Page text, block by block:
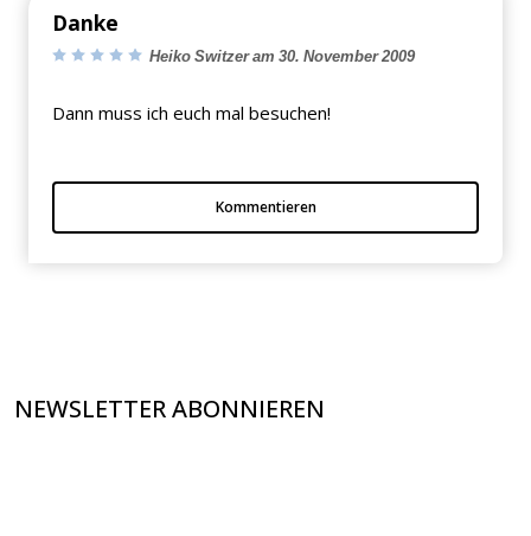
Danke
Heiko Switzer am 30. November 2009
Dann muss ich euch mal besuchen!
Kommentieren
NEWSLETTER ABONNIEREN